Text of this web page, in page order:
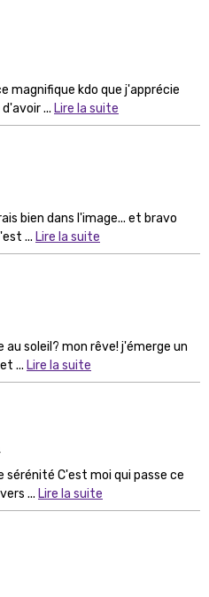
magnifique kdo que j'apprécie
... Lire la suite
bien dans l'image... et bravo
... Lire la suite
soleil? mon rêve! j'émerge un
... Lire la suite
sérénité C'est moi qui passe ce
... Lire la suite